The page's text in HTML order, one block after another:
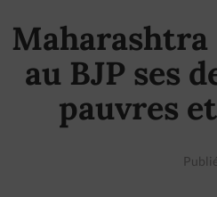
Maharashtra
au BJP ses
pauvres